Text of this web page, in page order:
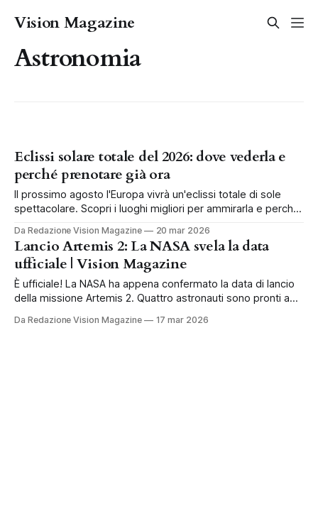
Vision Magazine
Astronomia
Eclissi solare totale del 2026: dove vederla e
perché prenotare già ora
Il prossimo agosto l'Europa vivrà un'eclissi totale di sole
spettacolare. Scopri i luoghi migliori per ammirarla e perché
Da Redazione Vision Magazine 20 mar 2026
Lancio Artemis 2: La NASA svela la data
ufficiale | Vision Magazine
È ufficiale! La NASA ha appena confermato la data di lancio
della missione Artemis 2. Quattro astronauti sono pronti a
Da Redazione Vision Magazine 17 mar 2026